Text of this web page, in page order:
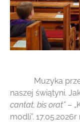
Muzyka przez
naszej świątyni.
cantat, bis orat”–
modli”.